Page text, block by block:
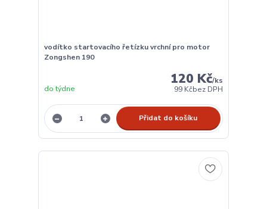
vodítko startovacího řetízku vrchní pro motor
Zongshen 190
120 Kč/ks
99 Kčbez DPH
do týdne
Přidat do košíku